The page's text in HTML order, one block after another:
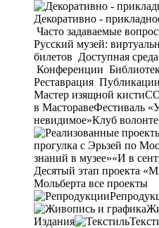
Декоративно -
Часто задаваемые
Русский музей:
билетов Доступная среда
Конференции
Реставрация Публикации
Мастер изящной кисти
в МасторавеФестиваль
невидимое»Клуб
прогулка с Эрьзей по
знаний в музее»«И в
Десятый этап проекта
Мольберта все проекты
Издания